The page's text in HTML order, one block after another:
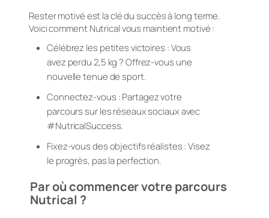
Rester motivé est la clé du succès à long terme.
Voici comment Nutrical vous maintient motivé :
Célébrez les petites victoires : Vous
avez perdu 2,5 kg ? Offrez-vous une
nouvelle tenue de sport.
Connectez-vous : Partagez votre
parcours sur les réseaux sociaux avec
#NutricalSuccess.
Fixez-vous des objectifs réalistes : Visez
le progrès, pas la perfection.
Par où commencer votre parcours
Nutrical ?